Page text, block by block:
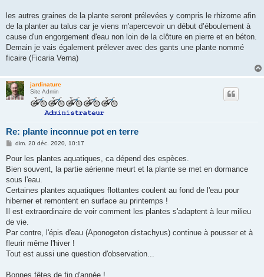
les autres graines de la plante seront prélevées y compris le rhizome afin
de la planter au talus car je viens m'apercevoir un début d’éboulement à
cause d'un engorgement d'eau non loin de la clôture en pierre et en béton.
Demain je vais également prélever avec des gants une plante nommé
ficaire (Ficaria Verna)
jardinature
Site Admin
Re: plante inconnue pot en terre
M
s
a
g
dim. 20 déc. 2020, 10:17
Pour les plantes aquatiques, ca dépend des espèces.
Bien souvent, la partie aérienne meurt et la plante se met en dormance
sous l'eau.
Certaines plantes aquatiques flottantes coulent au fond de l'eau pour
hiberner et remontent en surface au printemps !
Il est extraordinaire de voir comment les plantes s'adaptent à leur milieu
de vie.
Par contre, l'épis d'eau (Aponogeton distachyus) continue à pousser et à
fleurir même l'hiver !
Tout est aussi une question d'observation...
Bonnes fêtes de fin d'année !